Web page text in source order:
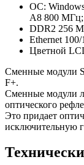
ОС: Windows
A8 800 МГц;
DDR2 256
Ethernet
Цветной
Сменные модули
F+.
Сменные модули
оптического
Это придает
исключительную